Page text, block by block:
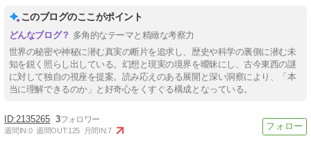
このブログのここがポイント
多角的なテーマと精緻な考察力
世界の秘密や神秘に潜む真実の断片を追求し、歴史や科学の裏側に潜む未
知を鋭く照らし出している。幻想と現実の境界を曖昧にし、古今東西の謎
に対して独自の視座を提案。読み応えのある展開と深い洞察により、「本
当に理解できるのか」と好奇心をくすぐる構成となっている。
2135265 3
週間IN:0 週間OUT:125 月間IN:7